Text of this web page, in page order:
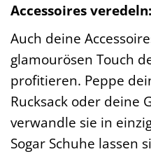
Accessoires veredeln:
Auch deine
glamourösen Touch
profitieren. Peppe
Rucksack oder deine
verwandle sie in
Sogar Schuhe lassen